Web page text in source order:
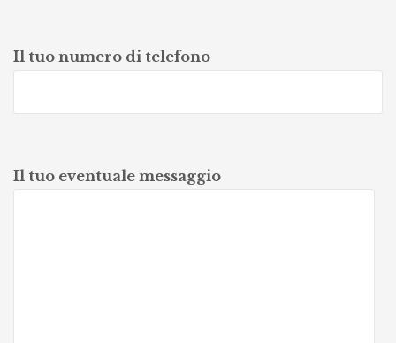
Il tuo numero di telefono
Il tuo eventuale messaggio